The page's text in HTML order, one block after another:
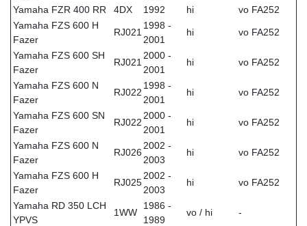
Yamaha FZR 400 RR 4DX 1992 hi
vo FA252
Yamaha FZS 600 H
Fazer
RJ021
1998 -
2001
hi vo FA252
Yamaha FZS 600 SH
Fazer
RJ021
2000 -
2001
hi vo FA252
Yamaha FZS 600 N
Fazer
RJ022
1998 -
2001
hi vo FA252
Yamaha FZS 600 SN
Fazer
RJ022
2000 -
2001
hi vo FA252
Yamaha FZS 600 N
Fazer
RJ026
2002 -
2003
hi vo FA252
Yamaha FZS 600 H
Fazer
RJ025
2002 -
2003
hi vo FA252
Yamaha RD 350 LCH
YPVS
1WW
1986 -
1989
vo / hi -